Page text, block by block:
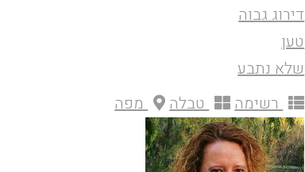
דירוג גבוה
טען
שלא נתבע
רשימה
טבלה מפה